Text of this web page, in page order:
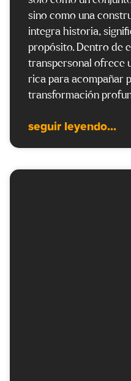
sino como una
integra historia,
propósito. Dentro de
transpersonal ofrece
rica para acompañar
transformación
seguir leyendo...